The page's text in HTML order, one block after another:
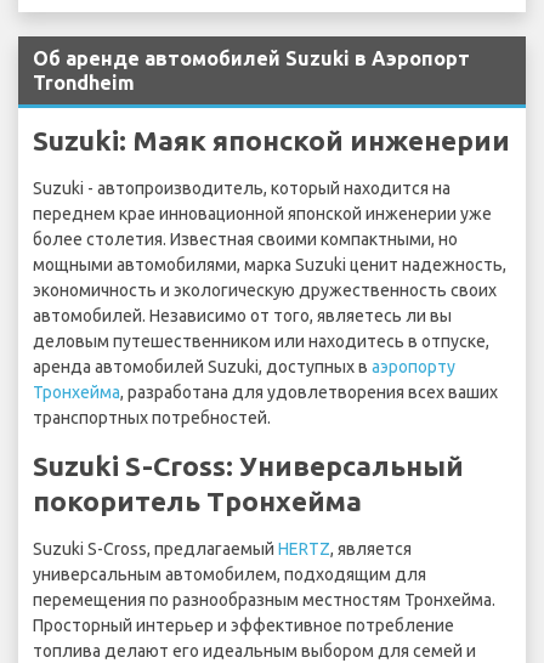
Об аренде автомобилей Suzuki в Аэропорт
Trondheim
Suzuki: Маяк японской инженерии
Suzuki - автопроизводитель, который находится на
переднем крае инновационной японской инженерии уже
более столетия. Известная своими компактными, но
мощными автомобилями, марка Suzuki ценит надежность,
экономичность и экологическую дружественность своих
автомобилей. Независимо от того, являетесь ли вы
деловым путешественником или находитесь в отпуске,
аренда автомобилей Suzuki, доступных в аэропорту
Тронхейма, разработана для удовлетворения всех ваших
транспортных потребностей.
Suzuki S-Cross: Универсальный
покоритель Тронхейма
Suzuki S-Cross, предлагаемый HERTZ, является
универсальным автомобилем, подходящим для
перемещения по разнообразным местностям Тронхейма.
Просторный интерьер и эффективное потребление
топлива делают его идеальным выбором для семей и